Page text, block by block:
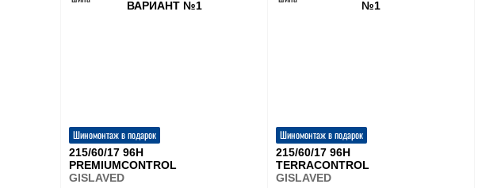
Шиномонтаж в подарок
215/60/17 96H
PREMIUMCONTROL
GISLAVED
Шиномонтаж в подарок
215/60/17 96H
TERRACONTROL
GISLAVED